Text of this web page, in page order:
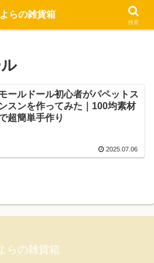
毎日愉快
ールドール初心者がパペットス
ンスンを作ってみた｜100均素材
超簡単手作り
2025.07.06
らの雑貨箱
らの雑貨箱
検索